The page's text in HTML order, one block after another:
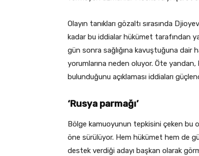
Olayın tanıkları gözaltı sırasında
kadar bu iddialar hükümet tarafından
gün sonra sağlığına kavuştuğuna dair
yorumlarına neden oluyor. Öte yandan,
bulunduğunu açıklaması iddiaları
‘Rusya parmağı’
Bölge kamuoyunun tepkisini çeken bu
öne sürülüyor. Hem hükümet hem de
destek verdiği adayı başkan olarak